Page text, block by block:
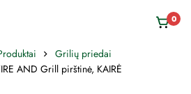
0
Grilių priedai
AND Grill pirštinė, KAIRĖ